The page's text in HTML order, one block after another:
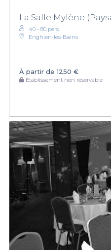
La Salle Mylène
40 - 80 pers.
Enghien-les-Bains
À partir de1250 €
Établissement non réservable